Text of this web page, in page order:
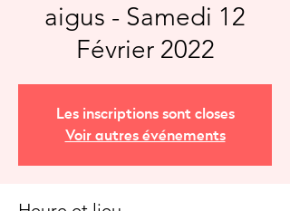
aigus - Samedi 12
Février 2022
Les inscriptions sont closes
Voir autres événements